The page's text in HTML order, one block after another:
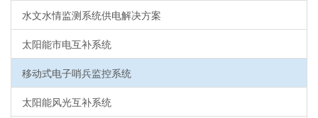
水文水情监测系统供电解决方案
太阳能市电互补系统
移动式电子哨兵监控系统
太阳能风光互补系统